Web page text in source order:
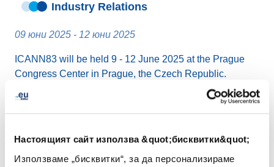
Настоящият сайт използва &quot;бисквитки&quot;
Използваме „бисквитки“, за да персонализираме
Industry Relations
09 юни 2025 - 12 юни 2025
ICANN83 will be held 9 - 12 June 2025 at the Prague
Congress Center in Prague, the Czech Republic.
ICANN’s hybrid four-day Policy Forum is focused on
current policy development work, outreach, and daily